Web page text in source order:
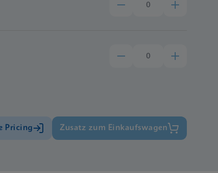
Pricing Zusatz zum Einkaufswagen